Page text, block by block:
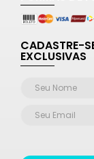
CADASTRE-
EXCLUSIVAS